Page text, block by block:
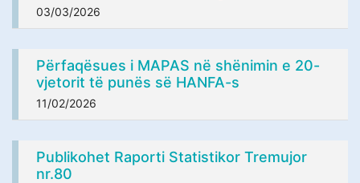
03/03/2026
Përfaqësues i MAPAS në shënimin e 20-
vjetorit të punës së HANFA-s
11/02/2026
Publikohet Raporti Statistikor Tremujor
nr.80